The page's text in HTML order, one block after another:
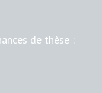
de thèse :